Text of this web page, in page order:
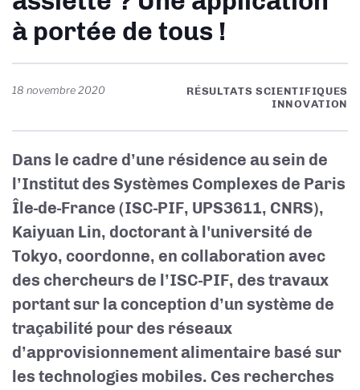
à portée de tous !
18 novembre 2020
RÉSULTATS SCIENTIFIQUES
INNOVATION
Dans le cadre d’une résidence au sein de
l’Institut des Systèmes Complexes de Paris
Île-de-France (ISC-PIF, UPS3611, CNRS),
Kaiyuan Lin, doctorant à l'université de
Tokyo, coordonne, en collaboration avec
des chercheurs de l’ISC-PIF, des travaux
portant sur la conception d’un système de
traçabilité pour des réseaux
d’approvisionnement alimentaire basé sur
les technologies mobiles. Ces recherches